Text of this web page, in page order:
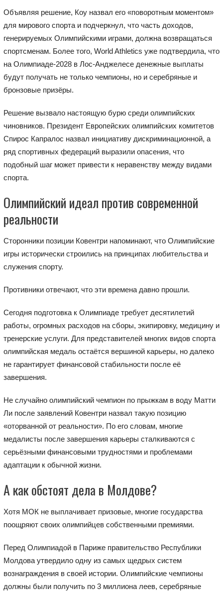
Объявляя решение, Коу назвал его «поворотным моментом»
для мирового спорта и подчеркнул, что часть доходов,
генерируемых Олимпийскими играми, должна возвращаться
спортсменам. Более того, World Athletics уже подтвердила, что
на Олимпиаде-2028 в Лос-Анджелесе денежные выплаты
будут получать не только чемпионы, но и серебряные и
бронзовые призёры.
Решение вызвало настоящую бурю среди олимпийских
чиновников. Президент Европейских олимпийских комитетов
Спирос Капралос назвал инициативу дискриминационной, а
ряд спортивных федераций выразили опасения, что
подобный шаг может привести к неравенству между видами
спорта.
Олимпийский идеал против современной
реальности
Сторонники позиции Ковентри напоминают, что Олимпийские
игры исторически строились на принципах любительства и
служения спорту.
Противники отвечают, что эти времена давно прошли.
Сегодня подготовка к Олимпиаде требует десятилетий
работы, огромных расходов на сборы, экипировку, медицину и
тренерские услуги. Для представителей многих видов спорта
олимпийская медаль остаётся вершиной карьеры, но далеко
не гарантирует финансовой стабильности после её
завершения.
Не случайно олимпийский чемпион по прыжкам в воду Матти
Ли после заявлений Ковентри назвал такую позицию
«оторванной от реальности». По его словам, многие
медалисты после завершения карьеры сталкиваются с
серьёзными финансовыми трудностями и проблемами
адаптации к обычной жизни.
А как обстоят дела в Молдове?
Хотя МОК не выплачивает призовые, многие государства
поощряют своих олимпийцев собственными премиями.
Перед Олимпиадой в Париже правительство Республики
Молдова утвердило одну из самых щедрых систем
вознаграждения в своей истории. Олимпийские чемпионы
должны были получить по 3 миллиона леев, серебряные